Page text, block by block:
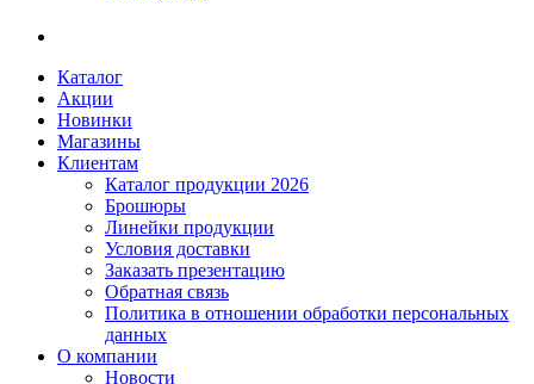
Каталог
Акции
Новинки
Магазины
Клиентам
Каталог продукции 2026
Брошюры
Линейки продукции
Условия доставки
Заказать презентацию
Обратная связь
Политика в отношении обработки персональных
данных
О компании
Новости